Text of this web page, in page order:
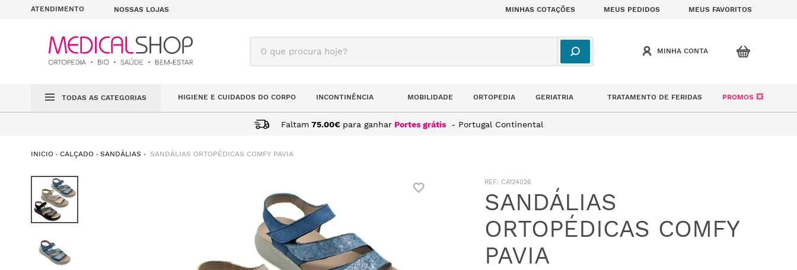
ATENDIMENTO NOSSAS LOJAS MINHAS COTAÇÕES MEUS PEDIDOS MEUS FAVORITOS
O que procura hoje?
TODAS AS CATEGORIAS HIGIENE E CUIDADOS DO CORPO INCONTINÊNCIA MOBILIDADE ORTOPEDIA GERIATRIA TRATAMENTO DE FERIDAS PROMOS 💥
Faltam 75.00€ para ganhar Portes grátis - Portugal Continental
CALÇADO SANDÁLIAS SANDÁLIAS ORTOPÉDICAS COMFY PAVIA
: CA124026
SANDÁLIAS
ORTOPÉDICAS COMFY
PAVIA